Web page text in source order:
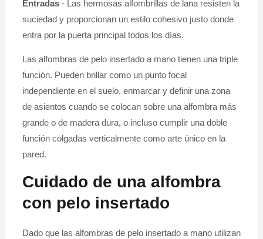
Entradas- Las hermosas alfombrillas de lana resisten la
suciedad y proporcionan un estilo cohesivo justo donde
entra por la puerta principal todos los días.
Las alfombras de pelo insertado a mano tienen una triple
función. Pueden brillar como un punto focal
independiente en el suelo, enmarcar y definir una zona
de asientos cuando se colocan sobre una alfombra más
grande o de madera dura, o incluso cumplir una doble
función colgadas verticalmente como arte único en la
pared.
Cuidado de una alfombra
con pelo insertado
Dado que las alfombras de pelo insertado a mano utilizan